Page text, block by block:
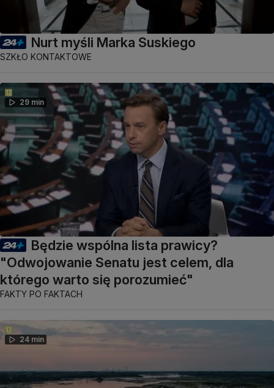
Nurt myśli Marka Suskiego
SZKŁO KONTAKTOWE
29 min
Będzie wspólna lista prawicy?
"Odwojowanie Senatu jest celem, dla
którego warto się porozumieć"
FAKTY PO FAKTACH
24 min